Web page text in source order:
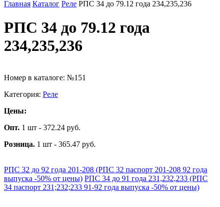
Главная Каталог Реле РПС 34 до 79.12 года 234,235,236
РПС 34 до 79.12 года
234,235,236
Номер в каталоге: №151
Категория: Реле
Цены:
Опт. 1 шт - 372.24 руб.
Розница. 1 шт - 365.47 руб.
РПС 32 до 92 года 201-208 (РПС 32 паспорт 201-208 92 года
выпуска -50% от цены) РПС 34 до 91 года 231,232,233 (РПС
34 паспорт 231;232;233 91-92 года выпуска -50% от цены)